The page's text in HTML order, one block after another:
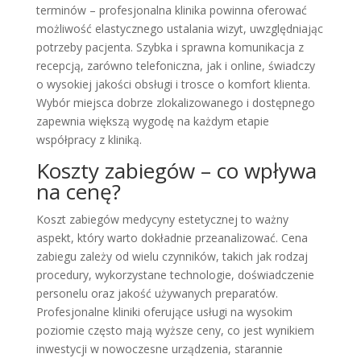
terminów – profesjonalna klinika powinna oferować
możliwość elastycznego ustalania wizyt, uwzględniając
potrzeby pacjenta. Szybka i sprawna komunikacja z
recepcją, zarówno telefoniczna, jak i online, świadczy
o wysokiej jakości obsługi i trosce o komfort klienta.
Wybór miejsca dobrze zlokalizowanego i dostępnego
zapewnia większą wygodę na każdym etapie
współpracy z kliniką.
Koszty zabiegów – co wpływa
na cenę?
Koszt zabiegów medycyny estetycznej to ważny
aspekt, który warto dokładnie przeanalizować. Cena
zabiegu zależy od wielu czynników, takich jak rodzaj
procedury, wykorzystane technologie, doświadczenie
personelu oraz jakość używanych preparatów.
Profesjonalne kliniki oferujące usługi na wysokim
poziomie często mają wyższe ceny, co jest wynikiem
inwestycji w nowoczesne urządzenia, starannie